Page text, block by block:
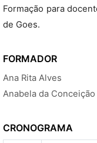
Formação para
de Goes.
FORMADOR
Ana Rita Alves
Anabela da
CRONOGRAMA